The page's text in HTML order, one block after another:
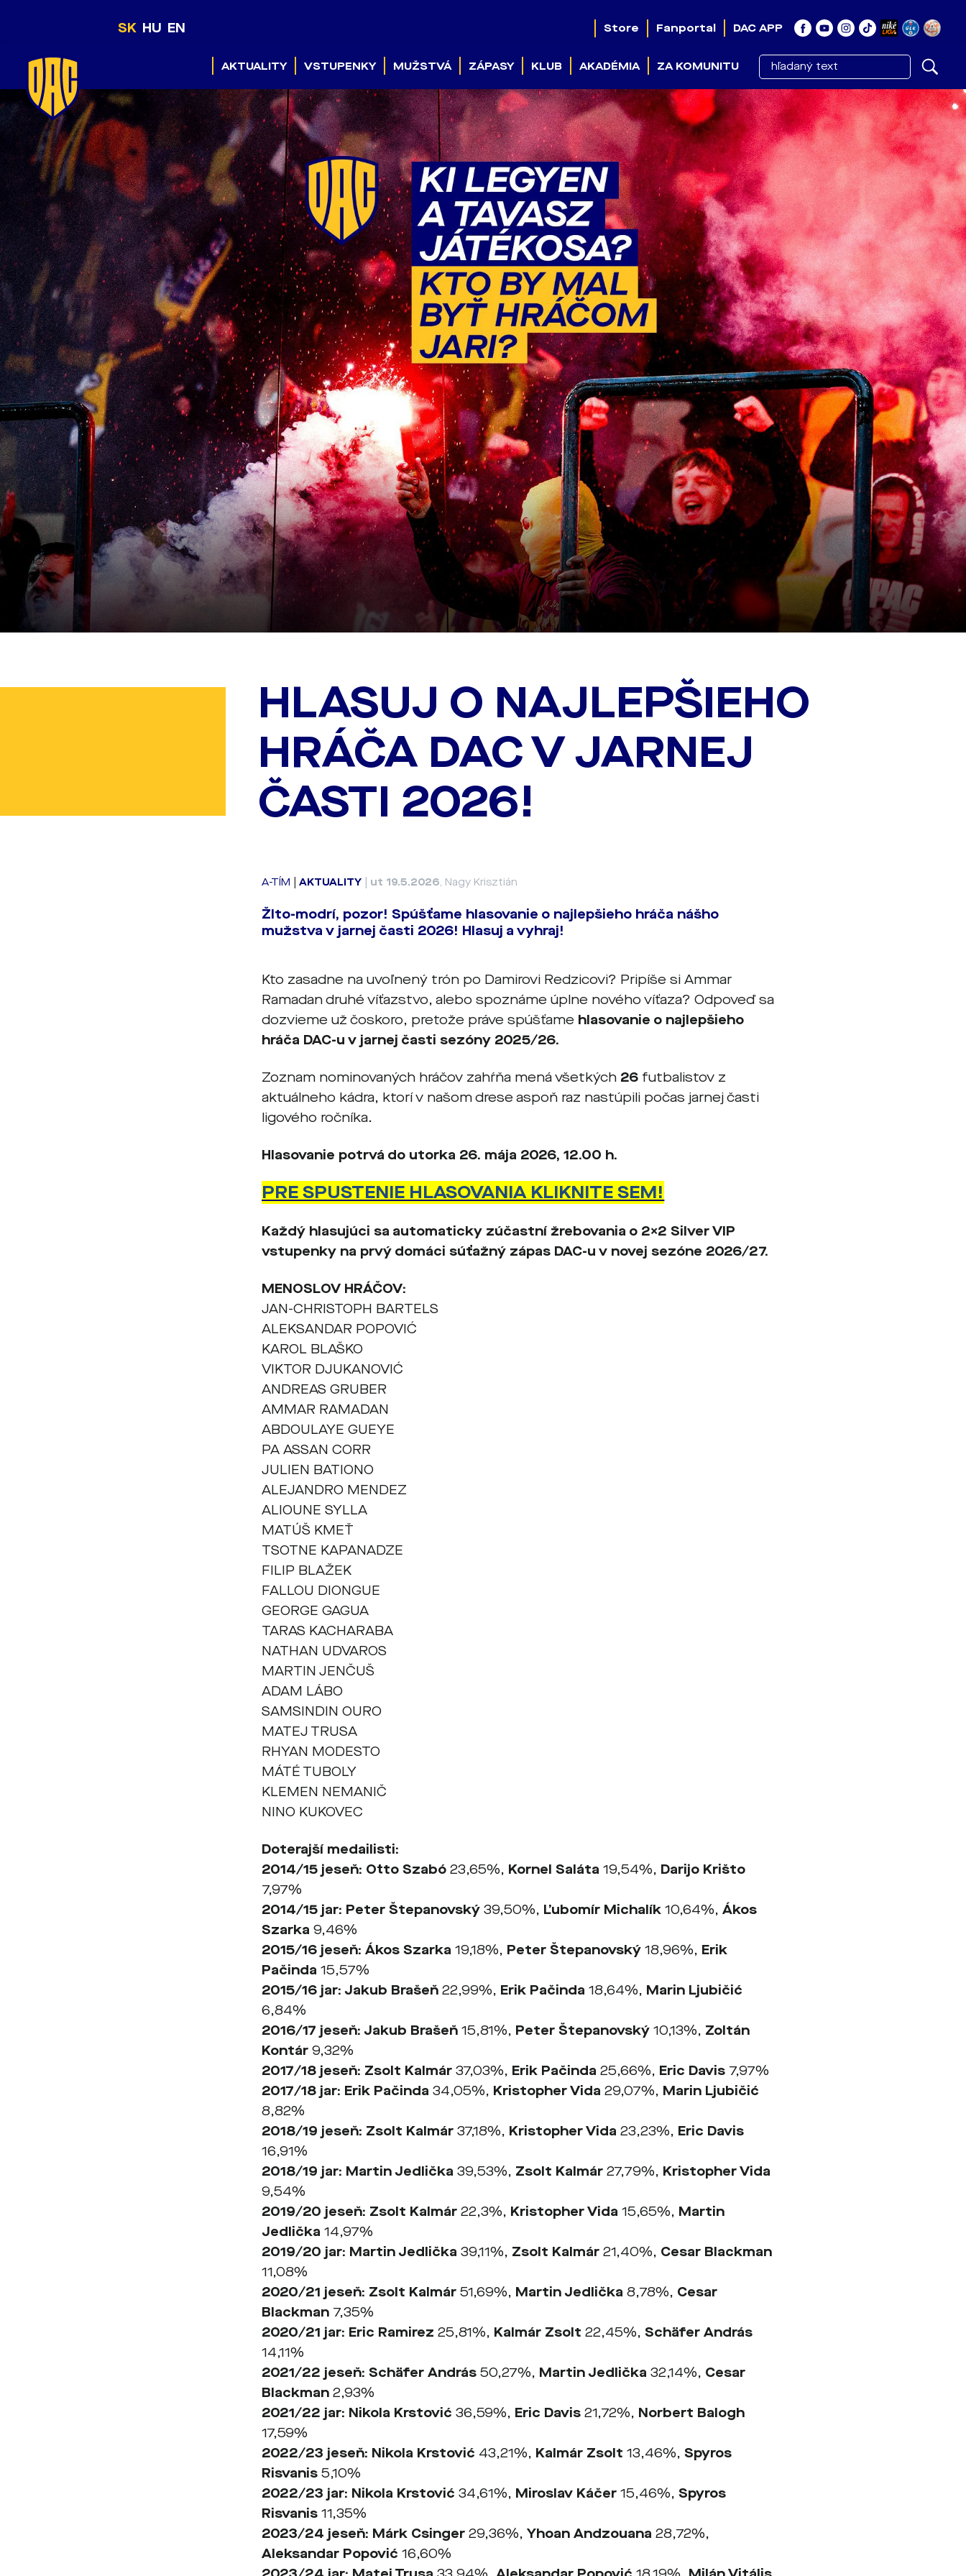
SK HU EN Store Fanportal DAC APP
AKTUALITY VSTUPENKY MUŽSTVÁ ZÁPASY KLUB AKADÉMIA ZA KOMUNITU
HLASUJ O NAJLEPŠIEHO
HRÁČA DAC V JARNEJ
ČASTI 2026!
A-TÍM |AKTUALITY ut 19.5.2026, Nagy Krisztián
Žlto-modrí, pozor! Spúšťame hlasovanie o najlepšieho hráča nášho
mužstva v jarnej časti 2026! Hlasuj a vyhraj!
Kto zasadne na uvoľnený trón po Damirovi Redzicovi? Pripíše si Ammar
Ramadan druhé víťazstvo, alebo spoznáme úplne nového víťaza? Odpoveď sa
dozvieme už čoskoro, pretože práve spúšťame hlasovanie o najlepšieho
hráča DAC-u v jarnej časti sezóny 2025/26.
Zoznam nominovaných hráčov zahŕňa mená všetkých 26 futbalistov z
aktuálneho kádra, ktorí v našom drese aspoň raz nastúpili počas jarnej časti
ligového ročníka.
Hlasovanie potrvá do utorka 26. mája 2026, 12.00 h.
PRE SPUSTENIE HLASOVANIA KLIKNITE SEM!
Každý hlasujúci sa automaticky zúčastní žrebovania o 2x2 Silver VIP
vstupenky na prvý domáci súťažný zápas DAC-u v novej sezóne 2026/27.
MENOSLOV HRÁČOV:
JAN-CHRISTOPH BARTELS
ALEKSANDAR POPOVIĆ
KAROL BLAŠKO
VIKTOR DJUKANOVIĆ
ANDREAS GRUBER
AMMAR RAMADAN
ABDOULAYE GUEYE
PA ASSAN CORR
JULIEN BATIONO
ALEJANDRO MENDEZ
ALIOUNE SYLLA
MATÚŠ KMEŤ
TSOTNE KAPANADZE
FILIP BLAŽEK
FALLOU DIONGUE
GEORGE GAGUA
TARAS KACHARABA
NATHAN UDVAROS
MARTIN JENČUŠ
ADAM LÁBO
SAMSINDIN OURO
MATEJ TRUSA
RHYAN MODESTO
MÁTÉ TUBOLY
KLEMEN NEMANIČ
NINO KUKOVEC
Doterajší medailisti:
2014/15 jeseň: Otto Szabó 23,65%, Kornel Saláta 19,54%, Darijo Krišto
7,97%
2014/15 jar: Peter Štepanovský 39,50%, Ľubomír Michalík 10,64%,Ákos
Szarka 9,46%
2015/16 jeseň: Ákos Szarka 19,18%, PeterŠtepanovský 18,96%, Erik
Pačinda 15,57%
2015/16 jar: Jakub Brašeň 22,99%, Erik Pačinda 18,64%, Marin Ljubičić
6,84%
2016/17 jeseň: Jakub Brašeň 15,81%, Peter Štepanovský 10,13%, Zoltán
Kontár 9,32%
2017/18 jeseň: Zsolt Kalmár 37,03%, Erik Pačinda 25,66%, Eric Davis 7,97%
2017/18 jar: Erik Pačinda 34,05%, Kristopher Vida 29,07%, Marin Ljubičić
8,82%
2018/19 jeseň: Zsolt Kalmár 37,18%, Kristopher Vida 23,23%, Eric Davis
16,91%
2018/19 jar: Martin Jedlička 39,53%, Zsolt Kalmár 27,79%, Kristopher Vida
9,54%
2019/20 jeseň: Zsolt Kalmár 22,3%, Kristopher Vida 15,65%, Martin
Jedlička 14,97%
2019/20 jar: Martin Jedlička 39,11%, Zsolt Kalmár 21,40%, Cesar Blackman
11,08%
2020/21 jeseň: Zsolt Kalmár 51,69%, Martin Jedlička 8,78%, Cesar
Blackman 7,35%
2020/21 jar: Eric Ramirez25,81%, Kalmár Zsolt22,45%,Schäfer András
14,11%
2021/22 jeseň: Schäfer András 50,27%, Martin Jedlička 32,14%, Cesar
Blackman 2,93%
2021/22 jar: Nikola Krstović36,59%, Eric Davis21,72%, Norbert Balogh
17,59%
2022/23 jeseň: Nikola Krstović 43,21%, Kalmár Zsolt13,46%, Spyros
Risvanis5,10%
2022/23 jar: Nikola Krstović34,61%, Miroslav Káčer15,46%, Spyros
Risvanis11,35%
2023/24 jeseň: Márk Csinger29,36%,Yhoan Andzouana28,72%,
Aleksandar Popović16,60%